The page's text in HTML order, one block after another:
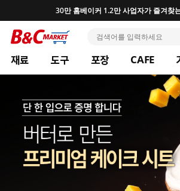
30만 홈베이커 1.2만 사업자가 즐겨찾
재료 도구 포장 CAFE